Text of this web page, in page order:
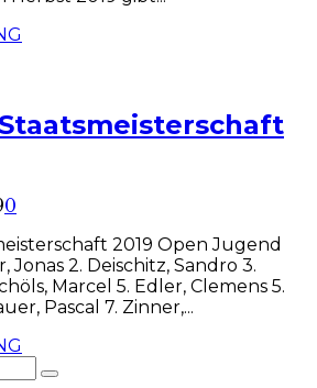
0
2019 Open Jugend
Jonas 2. Deischitz, Sandro 3.
Marcel 5. Edler, Clemens 5.
Pascal 7. Zinner,...